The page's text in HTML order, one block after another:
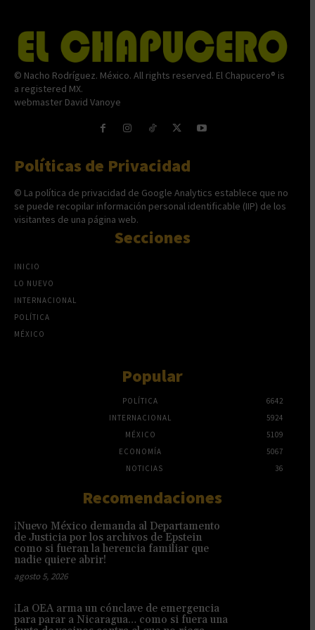
© Nacho Rodríguez. México. All rights reserved. El Chapucero® is
a registered MX.
webmaster David Vanoye
Políticas de Privacidad
© La política de privacidad de Google Analytics establece que no
se puede recopilar información personal identificable (IIP) de los
visitantes de una página web.
Secciones
INICIO
LO NUEVO
INTERNACIONAL
POLÍTICA
MÉXICO
Popular
POLÍTICA
6642
INTERNACIONAL
5924
MÉXICO
5109
ECONOMÍA
5067
NOTICIAS
36
Recomendaciones
¡Nuevo México demanda al Departamento
de Justicia por los archivos de Epstein
como si fueran la herencia familiar que
nadie quiere abrir!
agosto 5, 2026
¡La OEA arma un cónclave de emergencia
para parar a Nicaragua… como si fuera una